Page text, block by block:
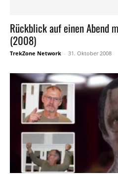
Rückblick auf einen Abend
(2008)
TrekZone Network - 31. Oktober 2008